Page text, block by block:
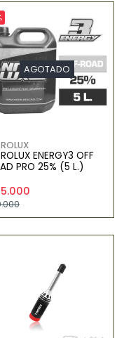
AGOTADO
ENERGY3 OFF
PRO 25% (5 L.)